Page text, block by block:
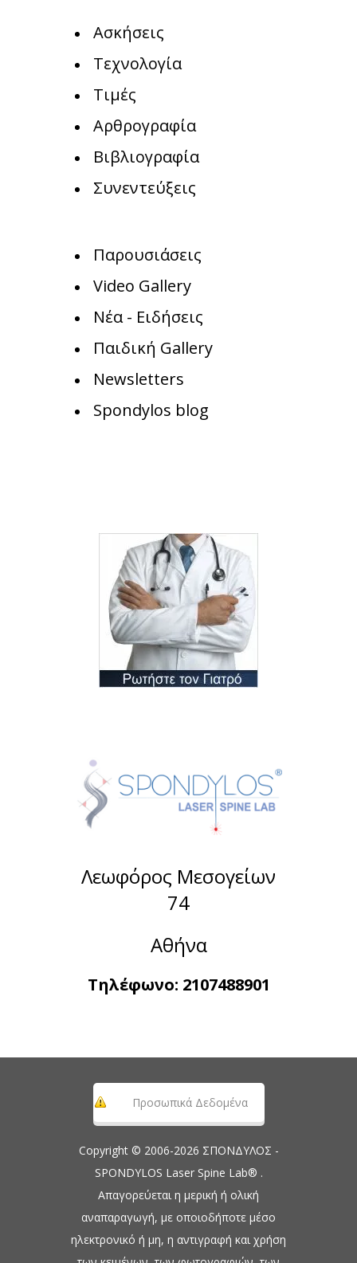
Ασκήσεις
Τεχνολογία
Τιμές
Αρθρογραφία
Βιβλιογραφία
Συνεντεύξεις
Παρουσιάσεις
Video Gallery
Νέα - Ειδήσεις
Παιδική Gallery
Newsletters
Spondylos blog
Λεωφόρος Μεσογείων
74
Αθήνα
Τηλέφωνο: 2107488901
Προσωπικά Δεδομένα
Copyright © 2006-2026 ΣΠΟΝΔΥΛΟΣ -
SPONDYLOS Laser Spine Lab® .
Απαγορεύεται η μερική ή ολική
αναπαραγωγή, με οποιοδήποτε μέσο
ηλεκτρονικό ή μη, η αντιγραφή και χρήση